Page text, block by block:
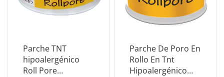
Parche TNT
hipoalergénico
Roll Pore
Parche De Poro En
Rollo En Tnt
Hipoalergénico